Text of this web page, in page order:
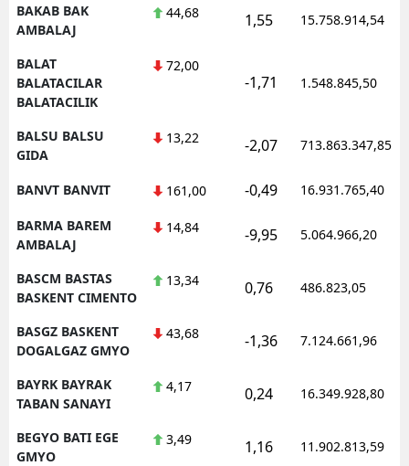
BAKAB BAK
AMBALAJ
44,68 1,55 15.758.914,54
BALAT
BALATACILAR
BALATACILIK
72,00
-1,71 1.548.845,50
BALSU BALSU
GIDA
13,22 -2,07 713.863.347,85
BANVT BANVIT 161,00 -0,49 16.931.765,40
BARMA BAREM
AMBALAJ
14,84 -9,95 5.064.966,20
BASCM BASTAS
BASKENT CIMENTO
13,34 0,76 486.823,05
BASGZ BASKENT
DOGALGAZ GMYO
43,68 -1,36 7.124.661,96
BAYRK BAYRAK
TABAN SANAYI
4,17 0,24 16.349.928,80
BEGYO BATI EGE
GMYO
3,49 1,16 11.902.813,59